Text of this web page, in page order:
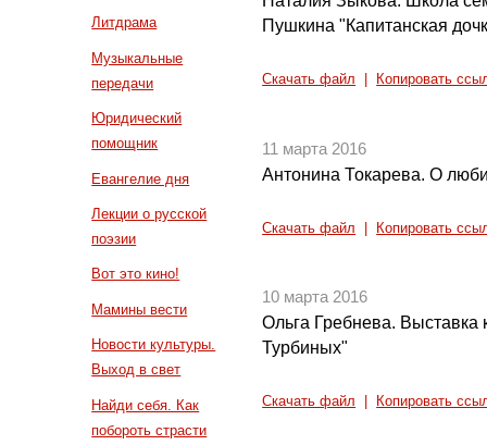
Литдрама
Музыкальные
передачи
Юридический
помощник
Евангелие дня
Лекции о русской
поэзии
Вот это кино!
Мамины вести
Новости культуры.
Выход в свет
Найди себя. Как
побороть страсти
Пушкина "Капитанская
Скачать файл Копировать
11 марта 2016
Антонина Токарева. О
Скачать файл Копировать
10 марта 2016
Ольга Гребнева. Выставка
Турбиных"
Скачать файл Копировать